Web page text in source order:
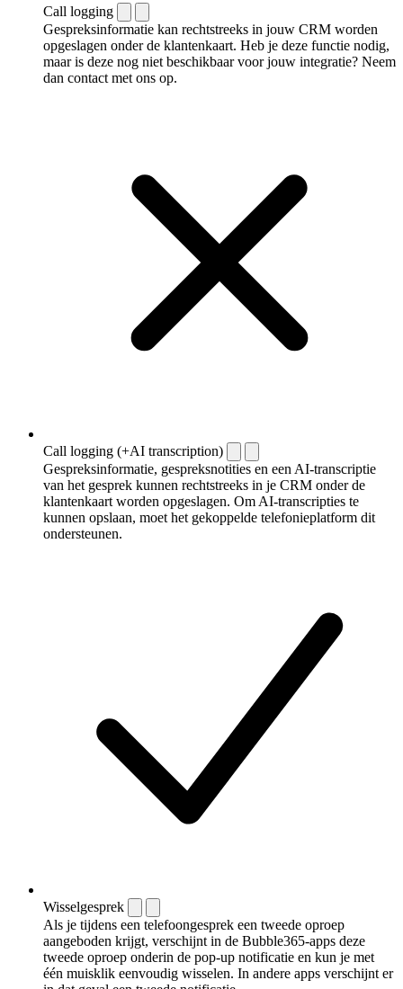
Call logging
Gespreksinformatie kan rechtstreeks in jouw CRM worden
opgeslagen onder de klantenkaart. Heb je deze functie nodig,
maar is deze nog niet beschikbaar voor jouw integratie? Neem
dan contact met ons op.
Call logging (+AI transcription)
Gespreksinformatie, gespreksnotities en een AI-transcriptie
van het gesprek kunnen rechtstreeks in je CRM onder de
klantenkaart worden opgeslagen. Om AI-transcripties te
kunnen opslaan, moet het gekoppelde telefonieplatform dit
ondersteunen.
Wisselgesprek
Als je tijdens een telefoongesprek een tweede oproep
aangeboden krijgt, verschijnt in de Bubble365-apps deze
tweede oproep onderin de pop-up notificatie en kun je met
één muisklik eenvoudig wisselen. In andere apps verschijnt er